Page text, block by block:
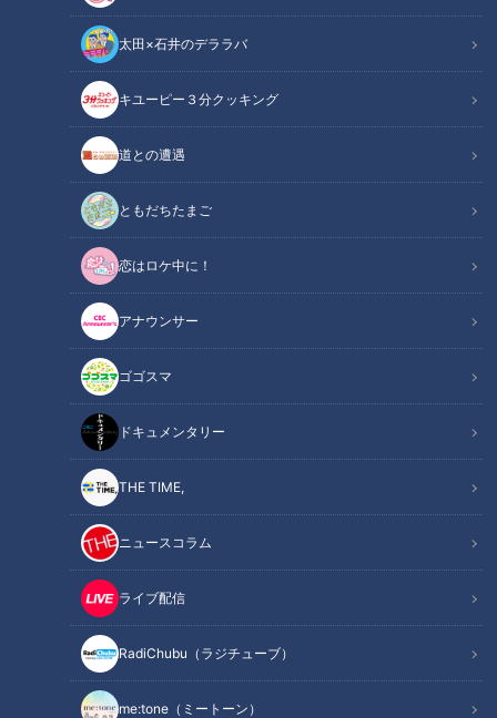
太田×石井のデララバ
キユーピー３分クッキング
道との遭遇
ともだちたまご
恋はロケ中に！
アナウンサー
ゴゴスマ
ドキュメンタリー
THE TIME,
ニュースコラム
ライブ配信
RadiChubu（ラジチューブ）
me:tone（ミートーン）
学校の部活動を漂流させないで！
この記事の画像
この記事を見たあなたへのおすすめ
防災用品を揃えよう
「大腸がん」を早期発見せ
る？「大腸内視鏡検査」の一部
始終